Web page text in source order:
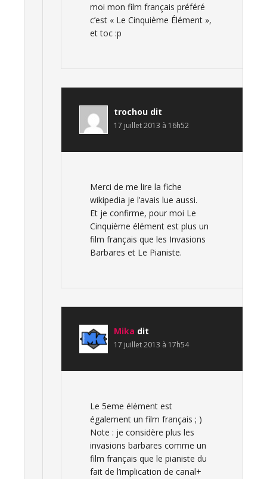
moi mon film français préféré
c’est « Le Cinquième Élément »,
et toc :p
trochou dit
17 juillet 2013 à 16h52
Merci de me lire la fiche
wikipedia je l’avais lue aussi.
Et je confirme, pour moi Le
Cinquième élément est plus un
film français que les Invasions
Barbares et Le Pianiste.
Mika dit
17 juillet 2013 à 17h54
Le 5eme élėment est
également un film français ; )
Note : je considère plus les
invasions barbares comme un
film français que le pianiste du
fait de l’implication de canal+